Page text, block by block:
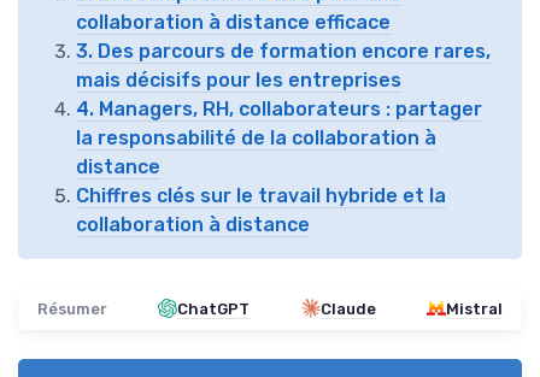
collaboration à distance efficace
3. Des parcours de formation encore rares,
mais décisifs pour les entreprises
4. Managers, RH, collaborateurs : partager
la responsabilité de la collaboration à
distance
Chiffres clés sur le travail hybride et la
collaboration à distance
Résumer ChatGPT Claude Mistral